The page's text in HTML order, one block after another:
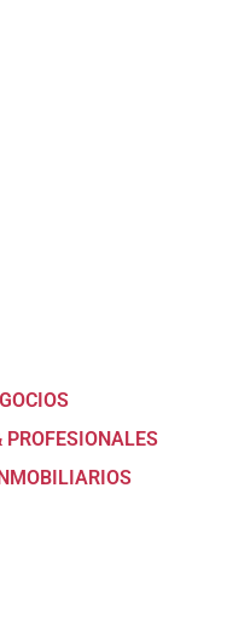
PROFESIONALES